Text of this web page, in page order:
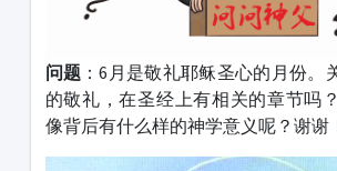
问题 ：6月是敬礼耶稣圣心的月份。
的敬礼，在圣经上有相关的章节吗
像背后有什么样的神学意义呢？谢谢